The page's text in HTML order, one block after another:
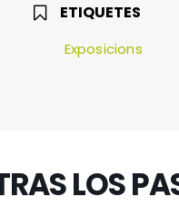
ETIQUETES
Exposicions
LOS